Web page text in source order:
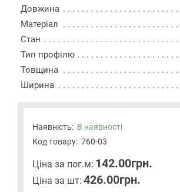
Довжина
Матеріал
Стан
Тип профілю
Товщина
Ширина
Наявність: В наявності
Код товару: 760-03
Цiна за пог.м: 142.00грн.
Цiна за шт: 426.00грн.